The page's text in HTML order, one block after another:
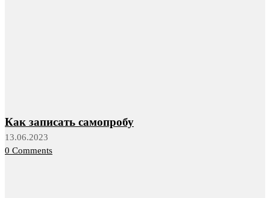
Как записать самопробу
13.06.2023
0 Comments